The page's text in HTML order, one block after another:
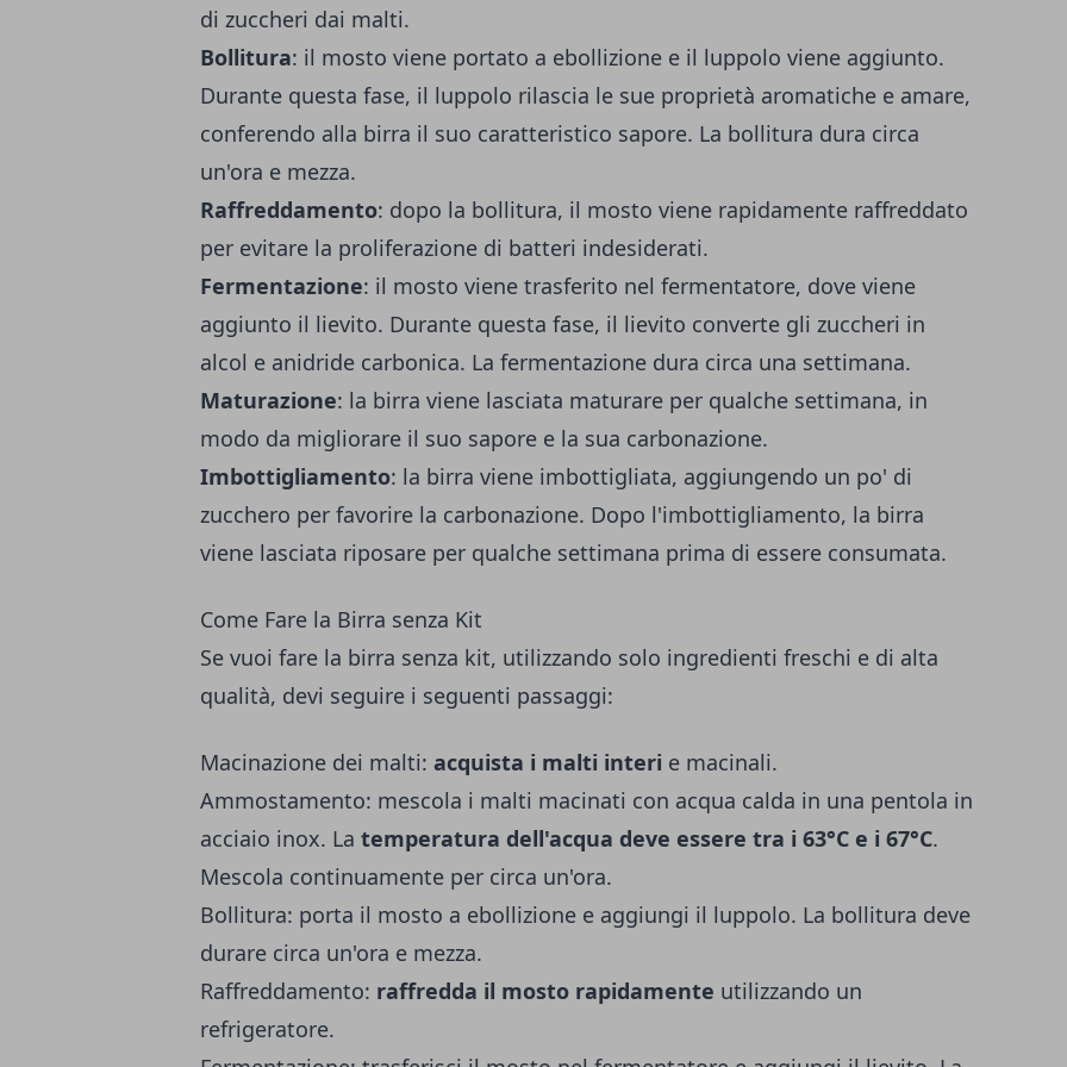
di zuccheri dai malti.
Bollitura: il mosto viene portato a ebollizione e il luppolo viene aggiunto.
Durante questa fase, il luppolo rilascia le sue proprietà aromatiche e amare,
conferendo alla birra il suo caratteristico sapore. La bollitura dura circa
un'ora e mezza.
Raffreddamento: dopo la bollitura, il mosto viene rapidamente raffreddato
per evitare la proliferazione di batteri indesiderati.
Fermentazione: il mosto viene trasferito nel fermentatore, dove viene
aggiunto il lievito. Durante questa fase, il lievito converte gli zuccheri in
alcol e anidride carbonica. La fermentazione dura circa una settimana.
Maturazione: la birra viene lasciata maturare per qualche settimana, in
modo da migliorare il suo sapore e la sua carbonazione.
Imbottigliamento: la birra viene imbottigliata, aggiungendo un po' di
zucchero per favorire la carbonazione. Dopo l'imbottigliamento, la birra
viene lasciata riposare per qualche settimana prima di essere consumata.
Come Fare la Birra senza Kit
Se vuoi fare la birra senza kit, utilizzando solo ingredienti freschi e di alta
qualità, devi seguire i seguenti passaggi:
Macinazione dei malti: acquista i malti interi e macinali.
Ammostamento: mescola i malti macinati con acqua calda in una pentola in
acciaio inox. La temperatura dell'acqua deve essere tra i 63°C e i 67°C.
Mescola continuamente per circa un'ora.
Bollitura: porta il mosto a ebollizione e aggiungi il luppolo. La bollitura deve
durare circa un'ora e mezza.
Raffreddamento: raffredda il mosto rapidamente utilizzando un
refrigeratore.